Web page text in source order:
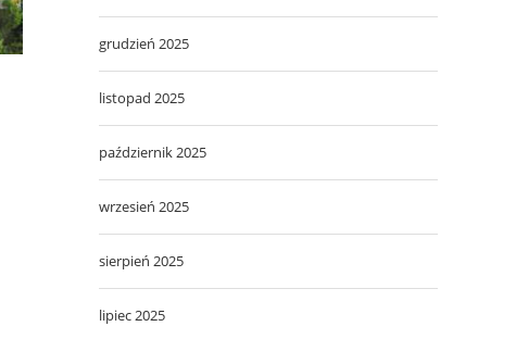
grudzień 2025
listopad 2025
październik 2025
wrzesień 2025
sierpień 2025
lipiec 2025